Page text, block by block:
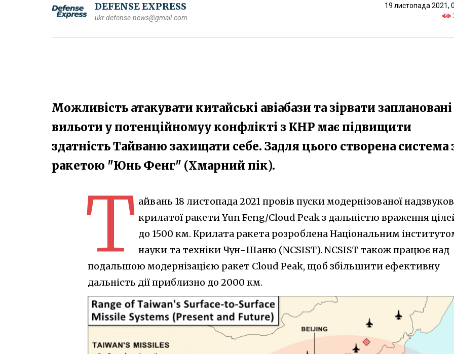
DEFENSE EXPRESS
ukr.defense.news@gmail.com
19 листопада 2021,
Можливість атакувати китайські авіабази та зірвати заплановані
вильоти у потенційномуу конфлікті з КНР має підвищити
здатність Тайваню захищати себе.​ Задля цього створена система
ракетою "Юнь Фенг" (Хмарний пік).
Т айвань 18 листопада 2021 провів пуски модернізованої
крилатої ракети Yun Feng/Cloud Peak з дальністю враження
до 1500 км. Крилата ракета розроблена Національним
науки та техніки Чун-Шаню (NCSIST). NCSIST також працює над
подальшою модернізацією ракет Cloud Peak, щоб збільшити ефективну
дальність дії приблизно до 2000 км.